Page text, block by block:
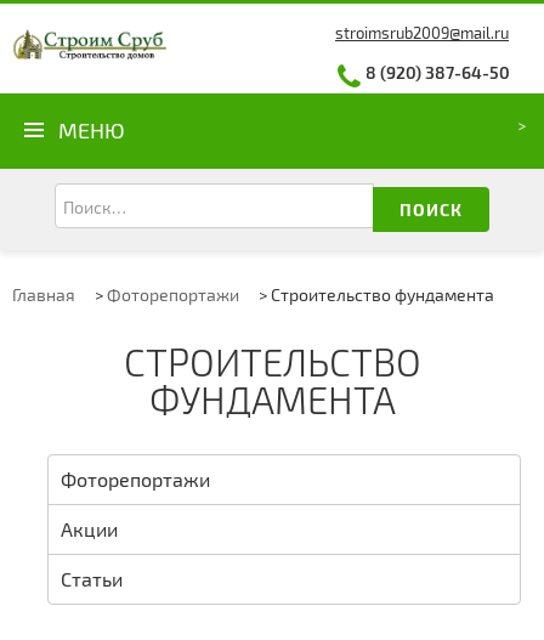
stroimsrub2009@mail.ru
8 (920) 387-64-50
МЕНЮ
ПОИСК
Главная >Фоторепортажи >Строительство фундамента
СТРОИТЕЛЬСТВО
ФУНДАМЕНТА
Фоторепортажи
Акции
Статьи